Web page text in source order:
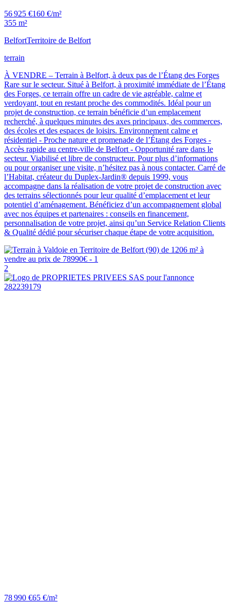
56 925 €160 €/m²
355 m²
BelfortTerritoire de Belfort
terrain
À VENDRE – Terrain à Belfort, à deux pas de l’Étang des Forges
Rare sur le secteur. Situé à Belfort, à proximité immédiate de l’Étang
des Forges, ce terrain offre un cadre de vie agréable, calme et
verdoyant, tout en restant proche des commodités. Idéal pour un
projet de construction, ce terrain bénéficie d’un emplacement
recherché, à quelques minutes des axes principaux, des commerces,
des écoles et des espaces de loisirs. Environnement calme et
résidentiel - Proche nature et promenade de l’Étang des Forges -
Accès rapide au centre-ville de Belfort - Opportunité rare dans le
secteur. Viabilisé et libre de constructeur. Pour plus d’informations
ou pour organiser une visite, n’hésitez pas à nous contacter. Carré de
l’Habitat, créateur du Duplex-Jardin® depuis 1999, vous
accompagne dans la réalisation de votre projet de construction avec
des terrains sélectionnés pour leur qualité d’emplacement et leur
potentiel d’aménagement. Bénéficiez d’un accompagnement global
avec nos équipes et partenaires : conseils en financement,
personnalisation de votre projet, ainsi qu’un Service Relation Clients
& Qualité dédié pour sécuriser chaque étape de votre acquisition.
2
78 990 €65 €/m²